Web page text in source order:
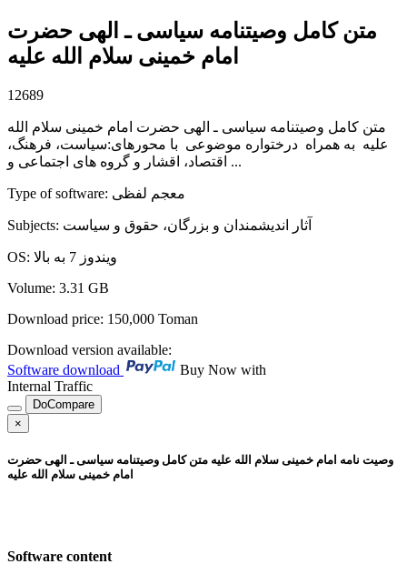
متن کامل وصیت‏نامه سیاسی ـ الهی حضرت
امام خمینی سلام الله علیه
12689
متن کامل وصیت‏نامه سیاسی ـ الهی حضرت امام خمینی سلام الله
علیه به همراه درختواره موضوعی با محورهای:سیاست، فرهنگ،
اقتصاد، اقشار و گروه های اجتماعی و ...
Type of software: معجم لفظی
Subjects: آثار اندیشمندان و بزرگان، حقوق و سیاست
OS:
ویندوز 7 به بالا
Volume: 3.31 GB
Download price: 150,000 Toman
Download version available:
Software download
Buy Now with
Internal Traffic
DoCompare
×
وصیت نامه امام خمینی سلام الله علیه متن کامل وصیت‏نامه سیاسی ـ الهی حضرت
امام خمینی سلام الله علیه
Software content